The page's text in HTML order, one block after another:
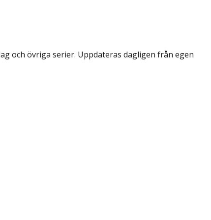
och övriga serier. Uppdateras dagligen från egen